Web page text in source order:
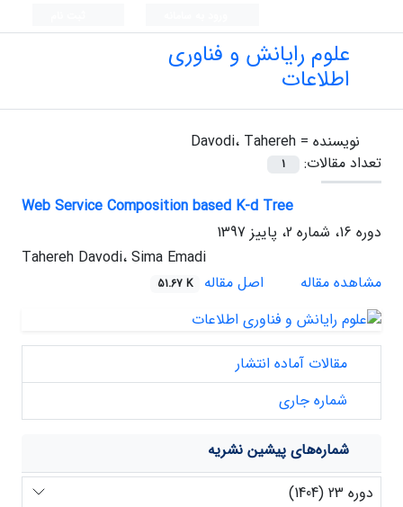
علوم رایانش و فناوری
اطلاعات
نویسنده = Davodi، Tahereh
تعداد مقالات:
1
Web Service Composition based K-d Tree
دوره 16، شماره 2، پاییز 1397
Tahereh Davodi، Sima Emadi
مشاهده مقاله
اصل مقاله 51.67 K
مقالات آماده انتشار
شماره جاری
شماره‌های پیشین نشریه
دوره 23 (1404)